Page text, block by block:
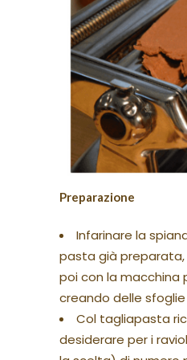
Preparazione
Infarinare la
pasta già
poi con la macchina
creando delle
Col tagliapasta
desiderare per i